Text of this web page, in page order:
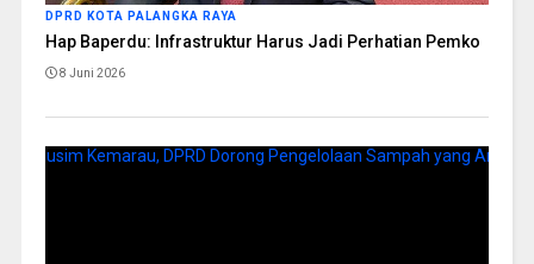
DPRD KOTA PALANGKA RAYA
Hap Baperdu: Infrastruktur Harus Jadi Perhatian Pemko
8 Juni 2026